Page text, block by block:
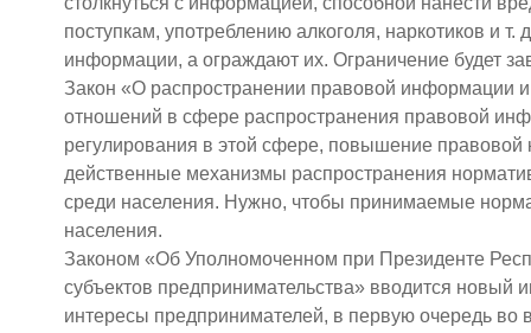
поступкам, употреблению алкоголя, наркотиков и
информации, а ограждают их. Ограничение будет
Закон «О распространении правовой информации
отношений в сфере распространения правовой
регулирования в этой сфере, повышение правовой
действенные механизмы распространения
среди населения. Нужно, чтобы принимаемые
населения.
Законом «Об Уполномоченном при Президенте
субъектов предпринимательства» вводится
интересы предпринимателей, в первую очередь во